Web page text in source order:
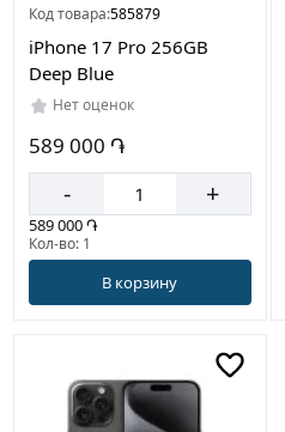
Код товара:585879
iPhone 17 Pro 256GB
Deep Blue
Нет оценок
589 000 ֏
- +
589 000 ֏
Кол-во: 1
В корзину